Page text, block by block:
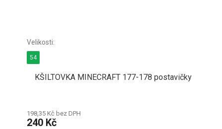
KŠILTOVKA MINECRAFT 177-178 postavičky
198,35 Kč bez DPH
240 Kč
54